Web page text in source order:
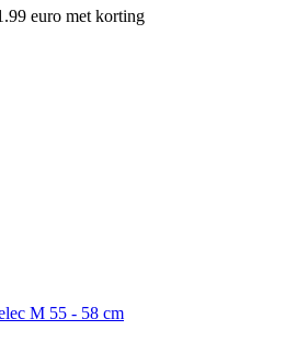
euro met korting
M 55 - 58 cm